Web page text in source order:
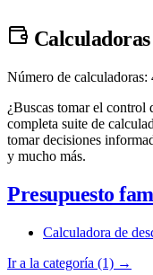
Número de calculadoras:
¿Buscas tomar el control
completa suite de
tomar decisiones
y mucho más.
Presupuesto
Calculadora de
Ir a la categoría (1) →